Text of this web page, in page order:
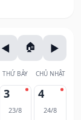
THỨ BẢY CHỦ NHẬT
3
23/8
4
24/8